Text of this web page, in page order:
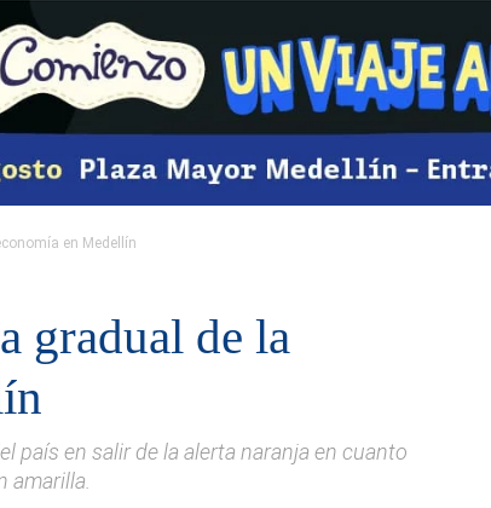
en Medellín
gradual de la
país en salir de la alerta naranja en cuanto
amarilla.